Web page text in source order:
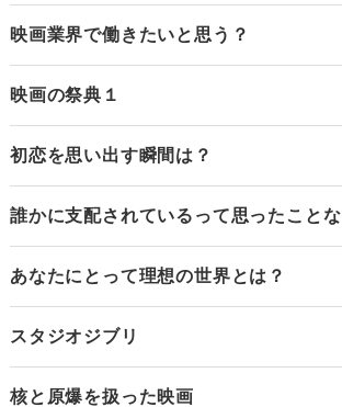
映画業界で働きたいと思う？
映画の祭典１
初恋を思い出す瞬間は？
誰かに支配されているって思ったことな
あなたにとって理想の世界とは？
スタジオジブリ
核と原爆を扱った映画